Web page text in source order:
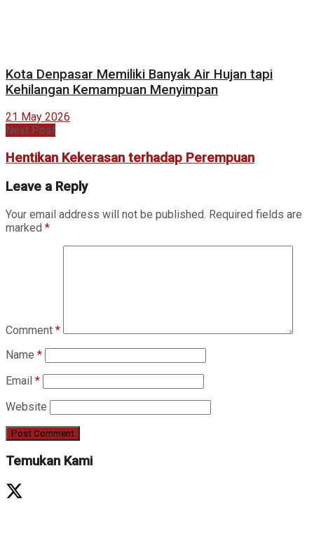
Kota Denpasar Memiliki Banyak Air Hujan tapi
Kehilangan Kemampuan Menyimpan
21 May 2026
Next Post
Hentikan Kekerasan terhadap Perempuan
Leave a Reply
Your email address will not be published. Required fields are
marked *
Comment *
Name *
Email *
Website
Temukan Kami